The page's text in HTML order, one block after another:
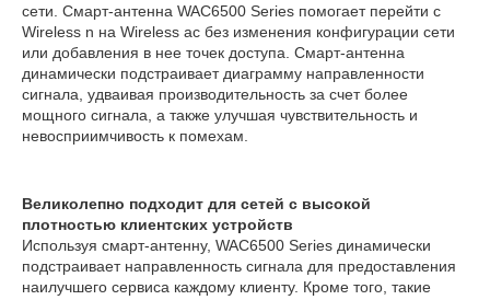
сети. Смарт-антенна WAC6500 Series помогает перейти с
Wireless n на Wireless ac без изменения конфигурации сети
или добавления в нее точек доступа. Смарт-антенна
динамически подстраивает диаграмму направленности
сигнала, удваивая производительность за счет более
мощного сигнала, а также улучшая чувствительность и
невосприимчивость к помехам.
Великолепно подходит для сетей с высокой
плотностью клиентских устройств
Используя смарт-антенну, WAC6500 Series динамически
подстраивает направленность сигнала для предоставления
наилучшего сервиса каждому клиенту. Кроме того, такие